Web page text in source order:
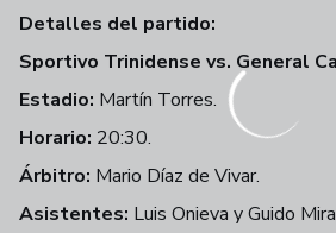
Detalles del partido:
Sportivo Trinidense vs. General
Estadio: Martín Torres.
Horario: 20:30.
Árbitro: Mario Díaz de Vivar.
Asistentes: Luis Onieva y Guido